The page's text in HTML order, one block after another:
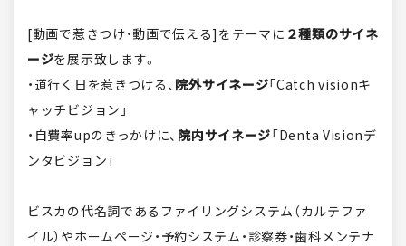
[動画で惹きつけ・動画で伝える]をテーマに ２種類のサイネ
ージを展示致します。
・道行く日を惹きつける、 院外サイネージ「Catch visionキ
ャッチビジョン」
・自費率upのきっかけに、 院内サイネージ「Denta Visionデ
ンタビジョン」
ビスカの代名詞であるファイリングシステム（カルテファ
イル）やホームページ・予約システム・診察券・歯科メンテナ